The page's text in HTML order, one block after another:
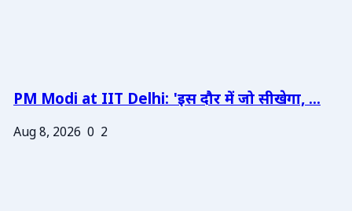
PM Modi at IIT Delhi: 'इस दौर में जो सीखेगा, ...
Aug 8, 2026 0 2